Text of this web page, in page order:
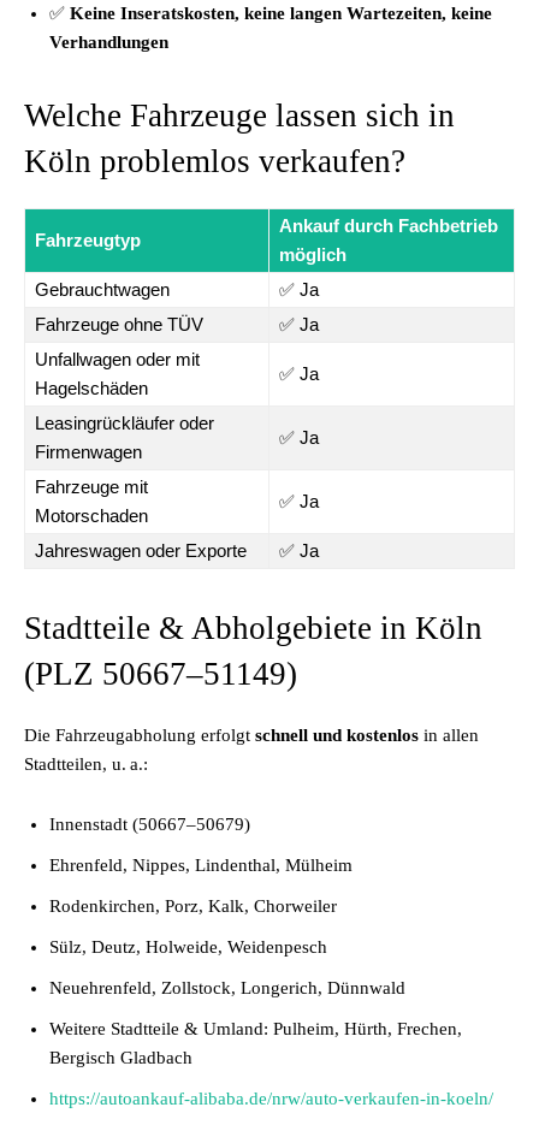
✅ Keine Inseratskosten, keine langen Wartezeiten, keine
Verhandlungen
Welche Fahrzeuge lassen sich in
Köln problemlos verkaufen?
Fahrzeugtyp
Ankauf durch Fachbetrieb
möglich
Gebrauchtwagen
✅ Ja
Fahrzeuge ohne TÜV
✅ Ja
Unfallwagen oder mit
Hagelschäden
✅ Ja
Leasingrückläufer oder
Firmenwagen
✅ Ja
Fahrzeuge mit
Motorschaden
✅ Ja
Jahreswagen oder Exporte ✅ Ja
Stadtteile & Abholgebiete in Köln
(PLZ 50667–51149)
Die Fahrzeugabholung erfolgt schnell und kostenlos in allen
Stadtteilen, u. a.:
Innenstadt (50667–50679)
Ehrenfeld, Nippes, Lindenthal, Mülheim
Rodenkirchen, Porz, Kalk, Chorweiler
Sülz, Deutz, Holweide, Weidenpesch
Neuehrenfeld, Zollstock, Longerich, Dünnwald
Weitere Stadtteile & Umland: Pulheim, Hürth, Frechen,
Bergisch Gladbach
https://autoankauf-alibaba.de/nrw/auto-verkaufen-in-koeln/